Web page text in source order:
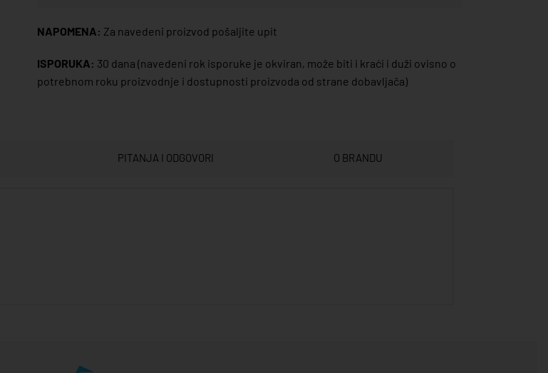
NAPOMENA: Za navedeni proizvod pošaljite upit
ISPORUKA: 30 dana (navedeni rok isporuke je okviran, može biti i kraći i duži ovisno o
potrebnom roku proizvodnje i dostupnosti proizvoda od strane dobavljača)
PITANJA I ODGOVORI O BRANDU